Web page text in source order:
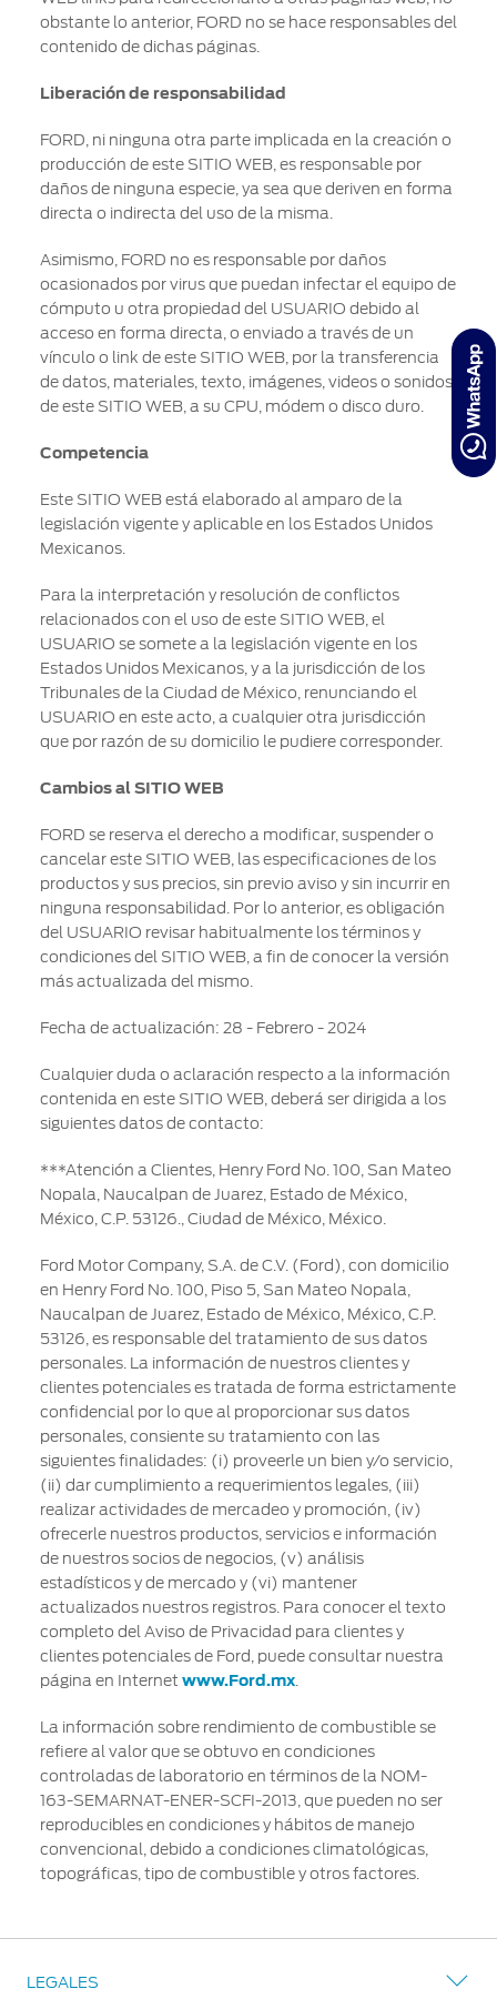
obstante lo anterior, FORD no se hace responsables del
contenido de dichas páginas.
Liberación de responsabilidad
FORD, ni ninguna otra parte implicada en la creación o
producción de este SITIO WEB, es responsable por
daños de ninguna especie, ya sea que deriven en forma
directa o indirecta del uso de la misma.
Asimismo, FORD no es responsable por daños
ocasionados por virus que puedan infectar el equipo de
cómputo u otra propiedad del USUARIO debido al
acceso en forma directa, o enviado a través de un
vínculo o link de este SITIO WEB, por la transferencia
de datos, materiales, texto, imágenes, videos o sonidos
de este SITIO WEB, a su CPU, módem o disco duro.
Competencia
Este SITIO WEB está elaborado al amparo de la
legislación vigente y aplicable en los Estados Unidos
Mexicanos.
Para la interpretación y resolución de conflictos
relacionados con el uso de este SITIO WEB, el
USUARIO se somete a la legislación vigente en los
Estados Unidos Mexicanos, y a la jurisdicción de los
Tribunales de la Ciudad de México, renunciando el
USUARIO en este acto, a cualquier otra jurisdicción
que por razón de su domicilio le pudiere corresponder.
Cambios al SITIO WEB
FORD se reserva el derecho a modificar, suspender o
cancelar este SITIO WEB, las especificaciones de los
productos y sus precios, sin previo aviso y sin incurrir en
ninguna responsabilidad. Por lo anterior, es obligación
del USUARIO revisar habitualmente los términos y
condiciones del SITIO WEB, a fin de conocer la versión
más actualizada del mismo.
Fecha de actualización: 28 - Febrero - 2024
Cualquier duda o aclaración respecto a la información
contenida en este SITIO WEB, deberá ser dirigida a los
siguientes datos de contacto:
***Atención a Clientes, Henry Ford No. 100, San Mateo
Nopala, Naucalpan de Juarez, Estado de México,
México, C.P. 53126., Ciudad de México, México.
Ford Motor Company, S.A. de C.V. (Ford), con domicilio
en Henry Ford No. 100, Piso 5, San Mateo Nopala,
Naucalpan de Juarez, Estado de México, México, C.P.
53126, es responsable del tratamiento de sus datos
personales. La información de nuestros clientes y
clientes potenciales es tratada de forma estrictamente
confidencial por lo que al proporcionar sus datos
personales, consiente su tratamiento con las
siguientes finalidades: (i) proveerle un bien y/o servicio,
(ii) dar cumplimiento a requerimientos legales, (iii)
realizar actividades de mercadeo y promoción, (iv)
ofrecerle nuestros productos, servicios e información
de nuestros socios de negocios, (v) análisis
estadísticos y de mercado y (vi) mantener
actualizados nuestros registros. Para conocer el texto
completo del Aviso de Privacidad para clientes y
clientes potenciales de Ford, puede consultar nuestra
página en Internet www.Ford.mx.
La información sobre rendimiento de combustible se
refiere al valor que se obtuvo en condiciones
controladas de laboratorio en términos de la NOM-
163-SEMARNAT-ENER-SCFI-2013, que pueden no ser
reproducibles en condiciones y hábitos de manejo
convencional, debido a condiciones climatológicas,
topográficas, tipo de combustible y otros factores.
LEGALES